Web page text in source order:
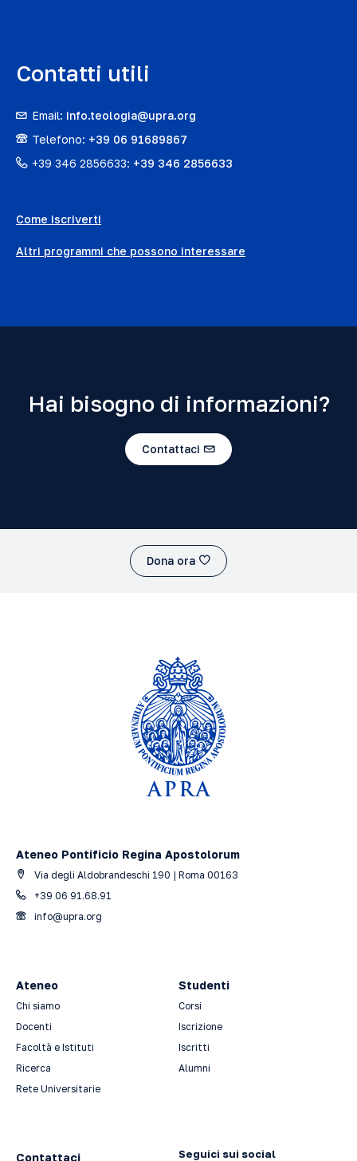
Contatti utili
Email: info.teologia@upra.org
Telefono: +39 06 91689867
+39 346 2856633: +39 346 2856633
Come iscriverti
Altri programmi che possono interessare
Hai bisogno di informazioni?
Contattaci
Dona ora
Ateneo Pontificio Regina Apostolorum
Via degli Aldobrandeschi 190 | Roma 00163
+39 06 91.68.91
info@upra.org
Ateneo
Chi siamo
Docenti
Facoltà e Istituti
Ricerca
Rete Universitarie
Studenti
Corsi
Iscrizione
Iscritti
Alumni
Contattaci Seguici sui social